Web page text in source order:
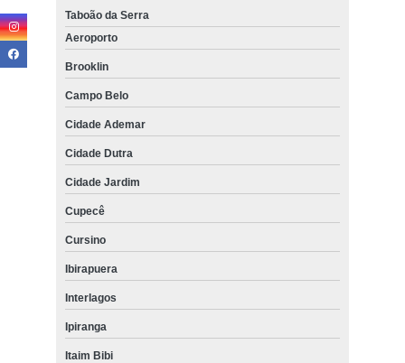
Taboão da Serra
Aeroporto
Brooklin
Campo Belo
Cidade Ademar
Cidade Dutra
Cidade Jardim
Cupecê
Cursino
Ibirapuera
Interlagos
Ipiranga
Itaim Bibi